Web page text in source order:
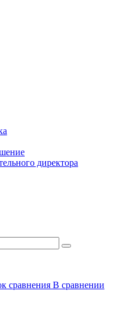
директора
сравнения В сравнении